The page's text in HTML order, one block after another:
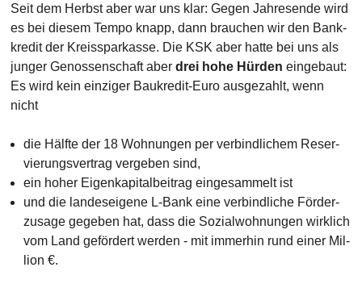
Seit dem Herbst aber war uns klar: Gegen Jahres­ende wird
es bei diesem Tempo knapp, dann brau­chen wir den Bank­
kredit der Kreis­spar­kasse. Die KSK aber hatte bei uns als
junger Genos­sen­schaft aberdrei hohe Hürden einge­baut:
Es wird kein ein­ziger Bau­kredit-Euro ausgez­ahlt, wenn
nicht
die Hälfte der 18 Woh­nungen per ver­bind­li­chem Reser­
vie­rungs­vertrag ver­geben sind,
ein hoher Eigenkapital­beitrag einge­sam­melt ist
und die landeseigene L-Bank eine verbind­liche Förder­
zu­sage gegeben hat, dass die Sozial­woh­nungen wirk­lich
vom Land geför­dert werden - mit immer­hin rund einer Mil­
lion €.